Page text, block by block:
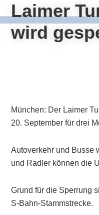
Laimer
wird
München: Der Laimer
20. September für drei
Autoverkehr und Busse
und Radler können die
Grund für die Sperrung
S-Bahn-Stammstrecke.